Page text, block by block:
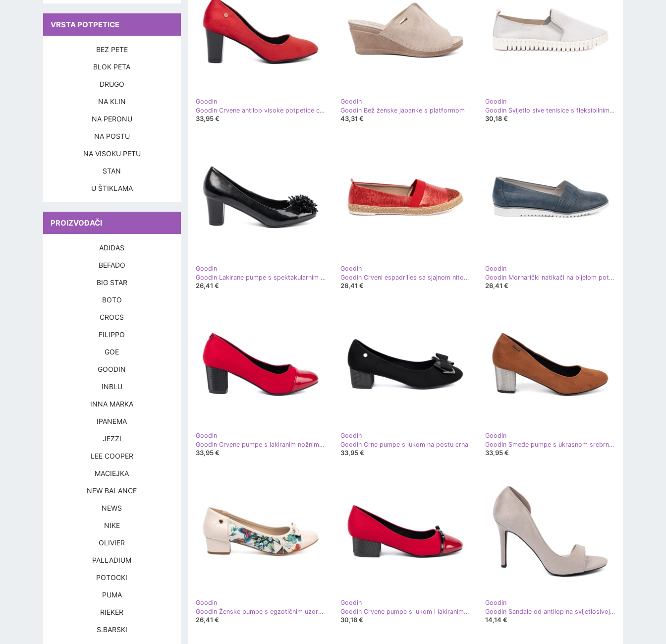
Goodin
Goodin Crvene antilop visoke potpetice crvena
33,95 €
Goodin
Goodin Bež ženske japanke s platformom
43,31 €
Goodin
Goodin Svijetlo sive tenisice s fleksibilnim umetcima
30,18 €
Goodin
Goodin Lakirane pumpe s spektakularnim ukrasom crna
26,41 €
Goodin
Goodin Crveni espadrilles sa sjajnom nitom crvena
26,41 €
Goodin
Goodin Mornarički natikači na bijelom potplatu
26,41 €
Goodin
Goodin Crvene pumpe s lakiranim nožnim prstima crvena
33,95 €
Goodin
Goodin Crne pumpe s lukom na postu crna
33,95 €
Goodin
Goodin Smeđe pumpe s ukrasnom srebrnom petom smeđa
33,95 €
Goodin
Goodin Ženske pumpe s egzotičnim uzorkom višebojan
26,41 €
Goodin
Goodin Crvene pumpe s lukom i lakiranim nosom crvena
30,18 €
Goodin
Goodin Sandale od antilop na svijetlosivoj visokoj peti
14,14 €
VRSTA POTPETICE
BEZ PETE
BLOK PETA
DRUGO
NA KLIN
NA PERONU
NA POSTU
NA VISOKU PETU
STAN
U ŠTIKLAMA
PROIZVOĐAČI
ADIDAS
BEFADO
BIG STAR
BOTO
CROCS
FILIPPO
GOE
GOODIN
INBLU
INNA MARKA
IPANEMA
JEZZI
LEE COOPER
MACIEJKA
NEW BALANCE
NEWS
NIKE
OLIVIER
PALLADIUM
POTOCKI
PUMA
RIEKER
S.BARSKI